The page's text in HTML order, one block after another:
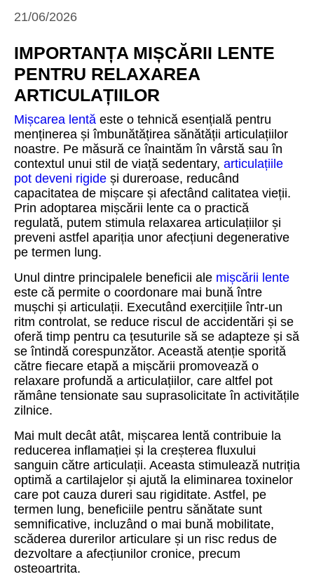
21/06/2026
IMPORTANȚA MIȘCĂRII LENTE
PENTRU RELAXAREA
ARTICULAȚIILOR
Mișcarea lentă este o tehnică esențială pentru
menținerea și îmbunătățirea sănătății articulațiilor
noastre. Pe măsură ce înaintăm în vârstă sau în
contextul unui stil de viață sedentary, articulațiile
pot deveni rigide și dureroase, reducând
capacitatea de mișcare și afectând calitatea vieții.
Prin adoptarea mișcării lente ca o practică
regulată, putem stimula relaxarea articulațiilor și
preveni astfel apariția unor afecțiuni degenerative
pe termen lung.
Unul dintre principalele beneficii ale mișcării lente
este că permite o coordonare mai bună între
mușchi și articulații. Executând exercițiile într-un
ritm controlat, se reduce riscul de accidentări și se
oferă timp pentru ca țesuturile să se adapteze și să
se întindă corespunzător. Această atenție sporită
către fiecare etapă a mișcării promovează o
relaxare profundă a articulațiilor, care altfel pot
rămâne tensionate sau suprasolicitate în activitățile
zilnice.
Mai mult decât atât, mișcarea lentă contribuie la
reducerea inflamației și la creșterea fluxului
sanguin către articulații. Aceasta stimulează nutriția
optimă a cartilajelor și ajută la eliminarea toxinelor
care pot cauza dureri sau rigiditate. Astfel, pe
termen lung, beneficiile pentru sănătate sunt
semnificative, incluzând o mai bună mobilitate,
scăderea durerilor articulare și un risc redus de
dezvoltare a afecțiunilor cronice, precum
osteoartrita.